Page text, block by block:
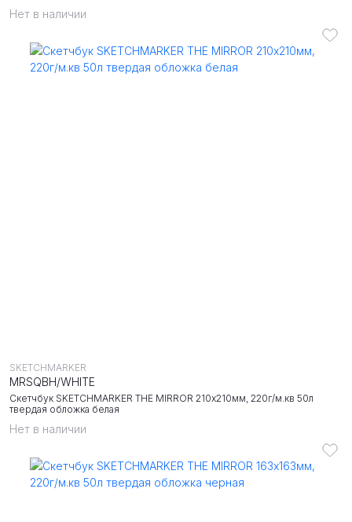
Нет в наличии
Нет в наличии
Скетчбук SKETCHMARKER THE MIRROR 210х210мм, 220г/м.кв 50л
твердая обложка белая
SKETCHMARKER
MRSQBH/WHITE